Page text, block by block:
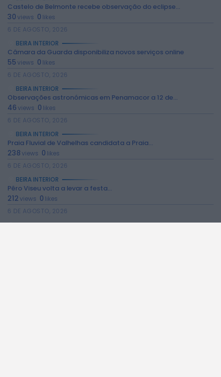
2026 Rádio Caria. Todos os direitos
Castelo de Belmonte recebe observação do eclipse...
30views 0 likes
6 DE AGOSTO, 2026
BEIRA INTERIOR
Câmara da Guarda disponibiliza novos serviços online
55views 0 likes
6 DE AGOSTO, 2026
BEIRA INTERIOR
Observações astronómicas em Penamacor a 12 de...
46views 0 likes
6 DE AGOSTO, 2026
BEIRA INTERIOR
Praia Fluvial de Valhelhas candidata a Praia...
238views 0 likes
6 DE AGOSTO, 2026
BEIRA INTERIOR
Pêro Viseu volta a levar a festa...
212views 0 likes
6 DE AGOSTO, 2026
BEIRA INTERIOR